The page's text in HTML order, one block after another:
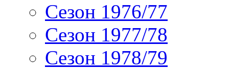
Сезон 1976/77
Сезон 1977/78
Сезон 1978/79